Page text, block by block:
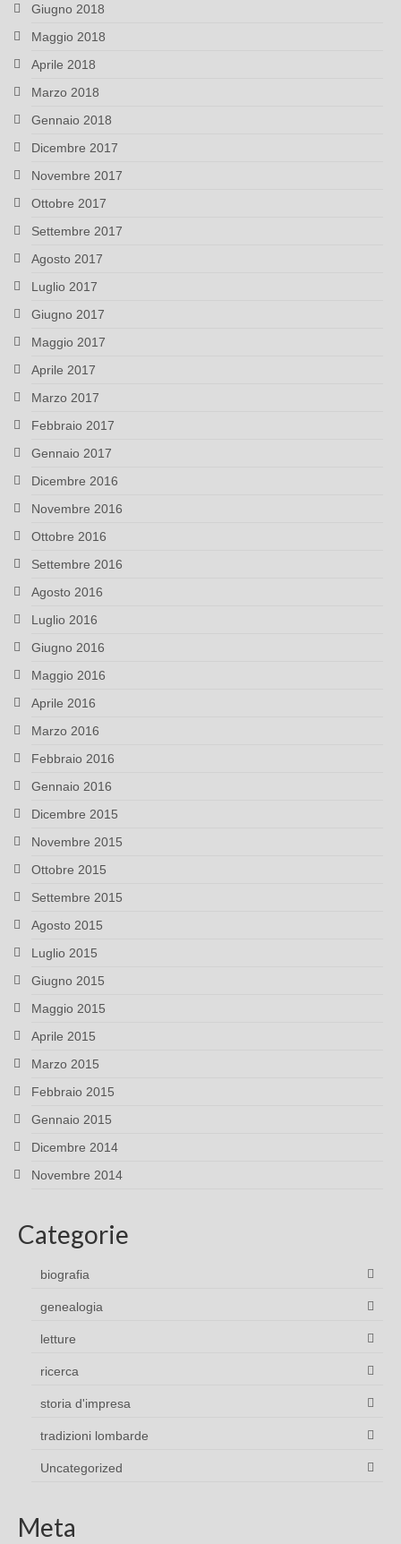
Giugno 2018
Maggio 2018
Aprile 2018
Marzo 2018
Gennaio 2018
Dicembre 2017
Novembre 2017
Ottobre 2017
Settembre 2017
Agosto 2017
Luglio 2017
Giugno 2017
Maggio 2017
Aprile 2017
Marzo 2017
Febbraio 2017
Gennaio 2017
Dicembre 2016
Novembre 2016
Ottobre 2016
Settembre 2016
Agosto 2016
Luglio 2016
Giugno 2016
Maggio 2016
Aprile 2016
Marzo 2016
Febbraio 2016
Gennaio 2016
Dicembre 2015
Novembre 2015
Ottobre 2015
Settembre 2015
Agosto 2015
Luglio 2015
Giugno 2015
Maggio 2015
Aprile 2015
Marzo 2015
Febbraio 2015
Gennaio 2015
Dicembre 2014
Novembre 2014
Categorie
biografia
genealogia
letture
ricerca
storia d'impresa
tradizioni lombarde
Uncategorized
Meta